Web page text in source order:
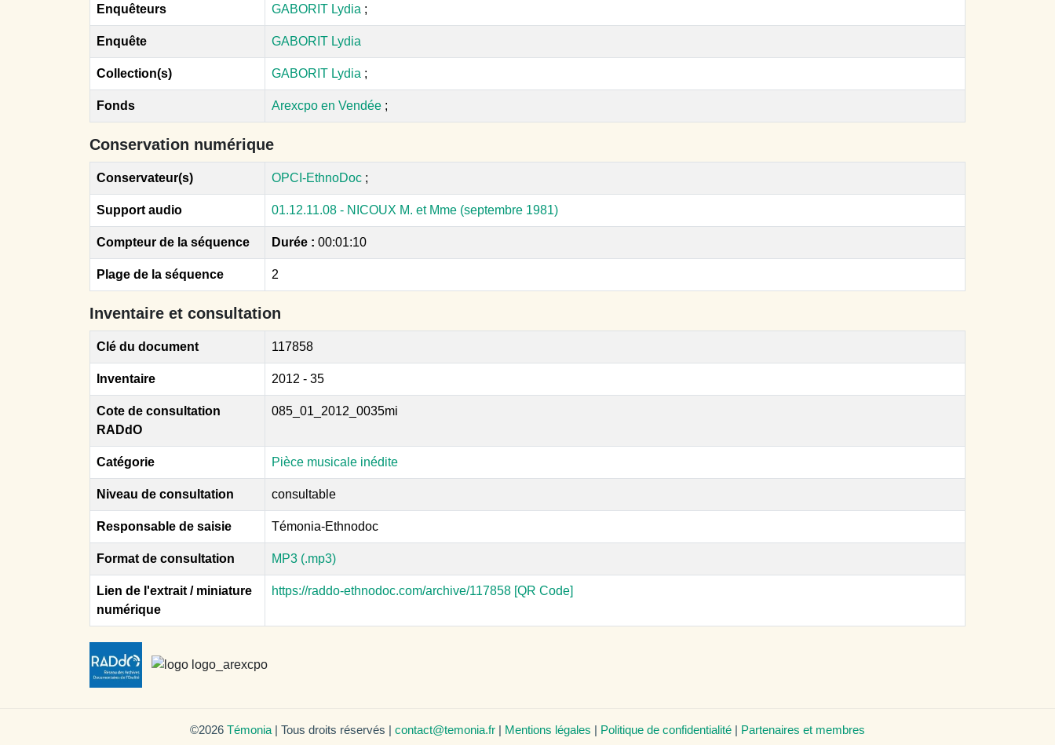
Enquêteurs GABORIT Lydia ;
Enquête GABORIT Lydia
Collection(s) GABORIT Lydia ;
Fonds Arexcpo en Vendée ;
Conservation numérique
Conservateur(s) OPCI-EthnoDoc ;
Support audio 01.12.11.08 - NICOUX M. et Mme (septembre 1981)
Compteur de la séquence Durée : 00:01:10
Plage de la séquence 2
Inventaire et consultation
Clé du document 117858
Inventaire 2012 - 35
Cote de consultation
RADdO
085_01_2012_0035mi
Catégorie Pièce musicale inédite
Niveau de consultation consultable
Responsable de saisie Témonia-Ethnodoc
Format de consultation MP3 (.mp3)
Lien de l'extrait / miniature
numérique
https://raddo-ethnodoc.com/archive/117858 [QR Code]
©2026 Témonia | Tous droits réservés | contact@temonia.fr | Mentions légales | Politique de confidentialité | Partenaires et membres